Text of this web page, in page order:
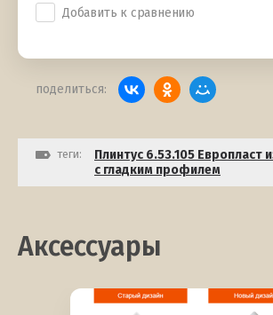
Добавить к сравнению
поделиться:
теги:
Плинтус 6.53.105 Европласт
с гладким профилем
Аксессуары